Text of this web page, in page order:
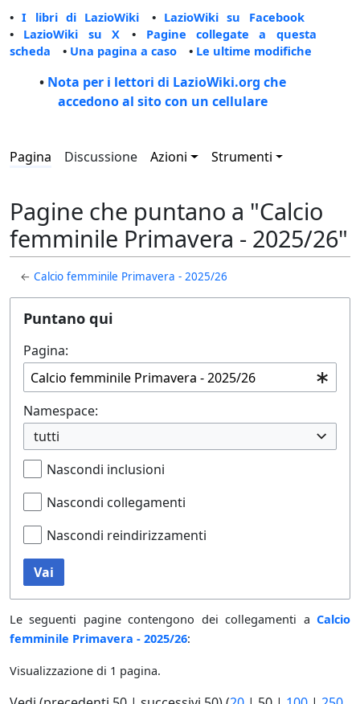
•I libri di LazioWiki • LazioWiki su Facebook
• LazioWiki su X • Pagine collegate a questa
scheda • Una pagina a caso • Le ultime modifiche
• Nota per i lettori di LazioWiki.org che
accedono al sito con un cellulare
Pagina Discussione Azioni Strumenti
Pagine che puntano a "Calcio
femminile Primavera - 2025/26"
←Calcio femminile Primavera - 2025/26
Puntano qui
Pagina:
Namespace:
tutti
Nascondi inclusioni
Nascondi collegamenti
Nascondi reindirizzamenti
Vai
Le seguenti pagine contengono dei collegamenti a Calcio
femminile Primavera - 2025/26:
Visualizzazione di 1 pagina.